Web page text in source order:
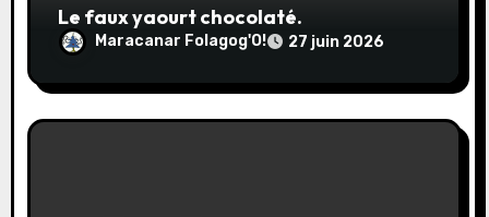
t
i
Le faux yaourt chocolaté.
Maracanar Folagog'O! 27 juin 2026